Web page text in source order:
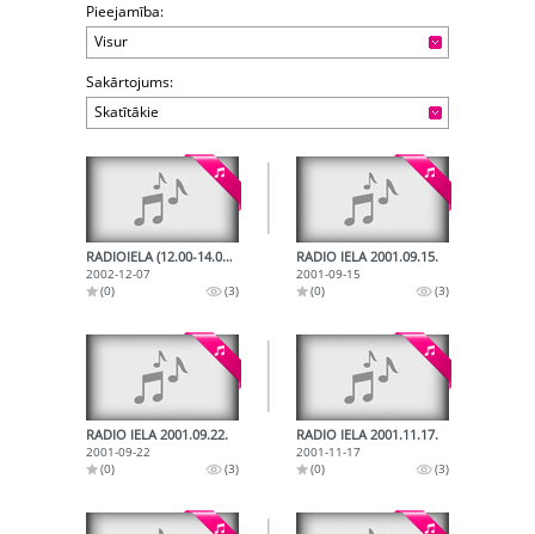
Pieejamība:
Visur
Sakārtojums:
Skatītākie
RADIOIELA (12.00-14.00) 2002.12.07.
2002-12-07
(0)
(3)
RADIO IELA 2001.09.15.
2001-09-15
(0)
(3)
RADIO IELA 2001.09.22.
2001-09-22
(0)
(3)
RADIO IELA 2001.11.17.
2001-11-17
(0)
(3)